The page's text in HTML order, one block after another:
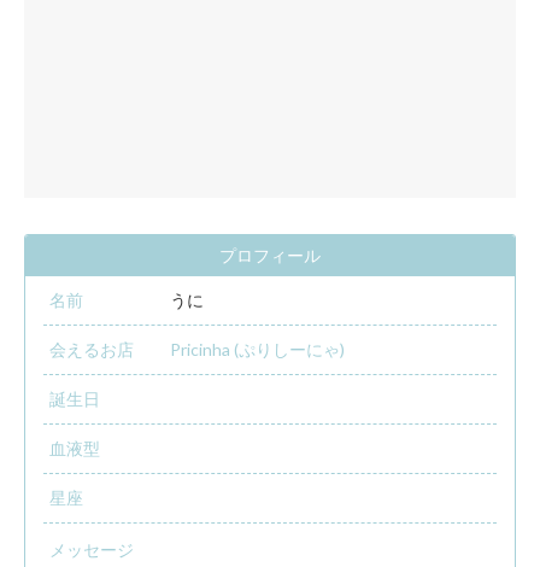
プロフィール
名前 うに
会えるお店 Pricinha (ぷりしーにゃ)
誕生日
血液型
星座
メッセージ